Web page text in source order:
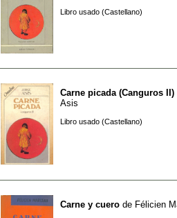
Libro usado (Castellano)
Carne picada (Canguros II)
Asis
Libro usado (Castellano)
Carne y cuero de Félicien